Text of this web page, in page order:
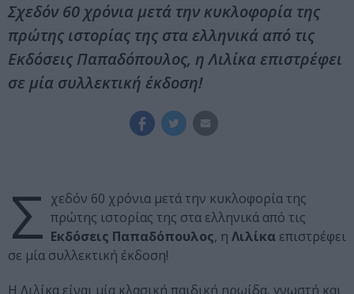
Σχεδόν 60 χρόνια μετά την κυκλοφορία της
πρώτης ιστορίας της στα ελληνικά από τις
Εκδόσεις Παπαδόπουλος, η Λιλίκα επιστρέφει
σε μία συλλεκτική έκδοση!
Σ χεδόν 60 χρόνια μετά την κυκλοφορία της
πρώτης ιστορίας της στα ελληνικά από τις
Εκδόσεις Παπαδόπουλος, η Λιλίκα επιστρέφει
σε μία συλλεκτική έκδοση!
Η Λιλίκα είναι μία κλασική παιδική ηρωίδα, γνωστή και